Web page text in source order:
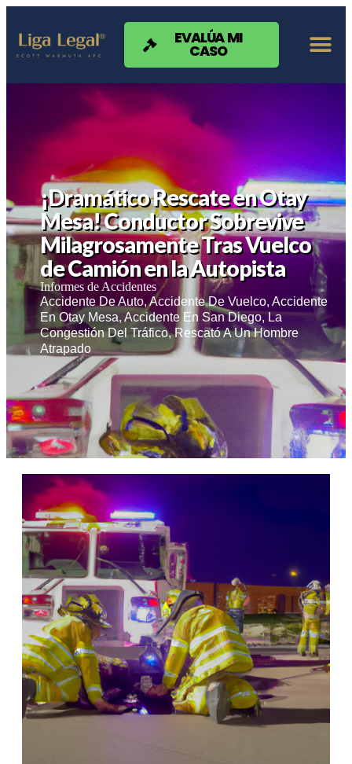
Nota:
sitio
web
accesibilidad.
EVALÚA MI
CASO
¡Dramático Rescate en Otay
Mesa! Conductor Sobrevive
Milagrosamente Tras Vuelco
de Camión en la Autopista
Informes de Accidentes
Accidente De Auto,Accidente De Vuelco,Accidente
En Otay Mesa,Accidente En San Diego,La
Congestión Del Tráfico,Rescató A Un Hombre
Atrapado